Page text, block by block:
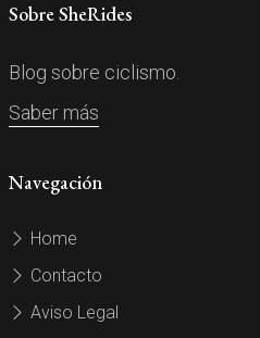
Sobre SheRides
Blog sobre ciclismo.
Saber más
Navegación
Home
Contacto
Aviso Legal